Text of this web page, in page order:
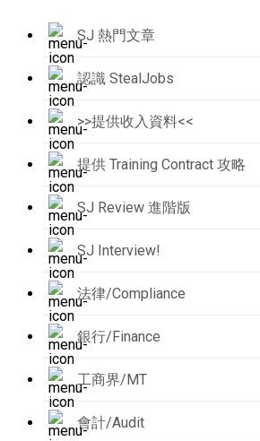
SJ 熱門文章
認識 StealJobs
>>提供收入資料<<
提供 Training Contract 攻略
SJ Review 進階版
SJ Interview!
法律/Compliance
銀行/Finance
工商界/MT
會計/Audit